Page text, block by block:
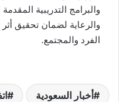
والبرامج التدريبية المقدمة
والرعاية لضمان تحقيق
الفرد والمجتمع.
أخبار السعودية